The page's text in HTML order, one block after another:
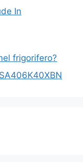
In
frigorifero?